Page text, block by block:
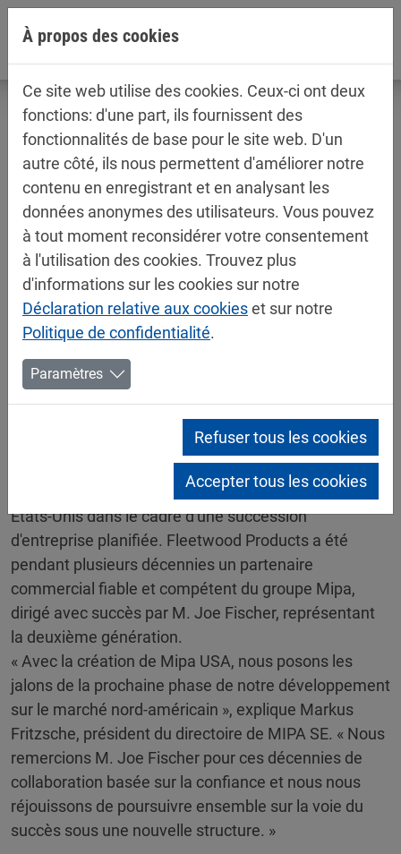
Aller directement à la navigation principale
Aller directement au contenu
MIPA SE renforce sa présence en
Amérique du Nord: Fleetwood Products
devient Mipa USA
28/08/2025 Mipa News, Mipa News
MIPA SE envoie un signal clair en faveur de la
croissance et de la pérennité sur le marché nord-
américain : au 1er juillet 2025, l'ancien importateur
américain de Mipa, Fleetwood Products, Inc., est
devenuMipa USA, Inc., dont le siège est situé dans le
Avec cette décision stratégique, MIPA SE reprend
son partenaire de longue date et très apprécié aux
États-Unis dans le cadre d'une succession
d'entreprise planifiée. Fleetwood Products a été
pendant plusieurs décennies un partenaire
commercial fiable et compétent du groupe Mipa,
dirigé avec succès par M. Joe Fischer, représentant
la deuxième génération.
« Avec la création de Mipa USA, nous posons les
jalons de la prochaine phase de notre développement
sur le marché nord-américain », explique Markus
Fritzsche, président du directoire de MIPA SE. « Nous
remercions M. Joe Fischer pour ces décennies de
collaboration basée sur la confiance et nous nous
réjouissons de poursuivre ensemble sur la voie du
succès sous une nouvelle structure. »
À propos des cookies
Ce site web utilise des cookies. Ceux-ci ont deux
fonctions: d'une part, ils fournissent des
fonctionnalités de base pour le site web. D'un
autre côté, ils nous permettent d'améliorer notre
contenu en enregistrant et en analysant les
données anonymes des utilisateurs. Vous pouvez
à tout moment reconsidérer votre consentement
à l'utilisation des cookies. Trouvez plus
d'informations sur les cookies sur notre
Déclaration relative aux cookieset sur notre
Politique de confidentialité.
Paramètres
Refuser tous les cookies
Accepter tous les cookies